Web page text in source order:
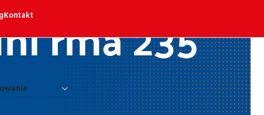
Kontakt rma 235